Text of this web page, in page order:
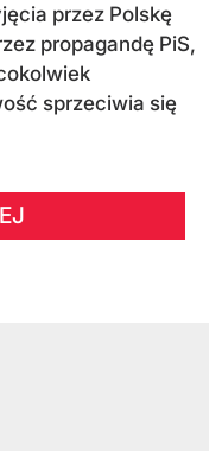
przez Polskę
propagandę PiS,
sprzeciwia się